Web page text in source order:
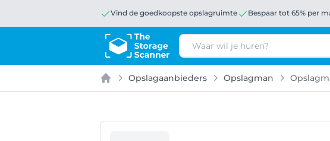
Vind de goedkoopste opslagruimte Bespaar tot 65% per
Zoeken
Home
Opslagaanbieders Opslagman